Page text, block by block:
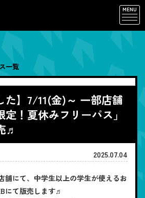
MENU
一覧
た】7/11(金)～ 一部店舗
！夏休みフリーパス」
♬
2025.07.04
舗にて、中学生以上の学生が使えるお
にて版売します♬